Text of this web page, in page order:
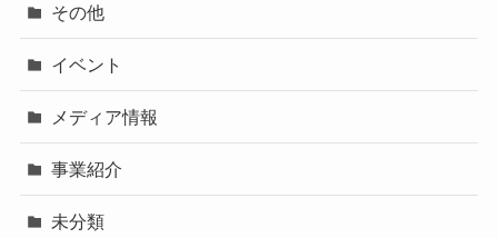
その他
イベント
メディア情報
事業紹介
未分類